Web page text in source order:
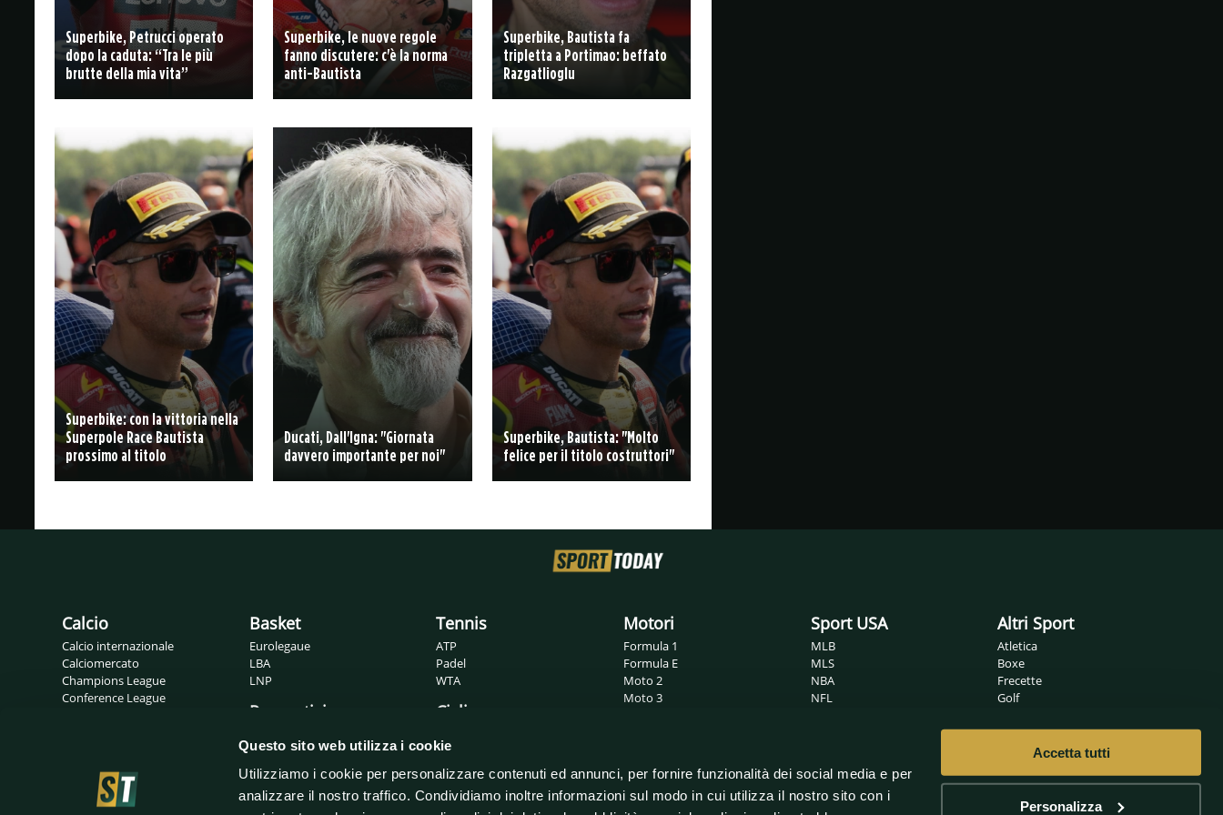
Questo sito web utilizza i cookie
Utilizziamo i cookie per personalizzare contenuti ed annunci, per fornire funzionalità dei social media e per
analizzare il nostro traffico. Condividiamo inoltre informazioni sul modo in cui utilizza il nostro sito con i
Accetta tutti
Personalizza
Superbike, Petrucci operato
dopo la caduta: “Tra le più
brutte della mia vita”
Superbike, le nuove regole
fanno discutere: c'è la norma
anti-Bautista
Superbike, Bautista fa
tripletta a Portimao: beffato
Razgatlioglu
Superbike: con la vittoria nella
Superpole Race Bautista
prossimo al titolo
Ducati, Dall'Igna: "Giornata
davvero importante per noi"
Superbike, Bautista: "Molto
felice per il titolo costruttori"
Calcio
Calcio internazionale
Calciomercato
Champions League
Conference League
Basket
Eurolegaue
LBA
LNP
Pronostici
Gossip
Tennis
ATP
Padel
WTA
Ciclismo
Tour de France
Motori
Formula 1
Formula E
Moto 2
Moto 3
Sport USA
MLB
MLS
NBA
NFL
Oscar
Altri Sport
Atletica
Boxe
Frecette
Golf
MMA
Pallanuoto
Pallavolo